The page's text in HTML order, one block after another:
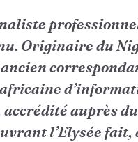
Originaire du
accrédité auprès
l’Elysée fait,